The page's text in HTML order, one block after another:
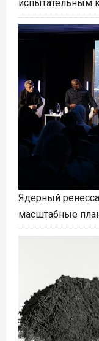
испытательным
Ядерный
масштабные